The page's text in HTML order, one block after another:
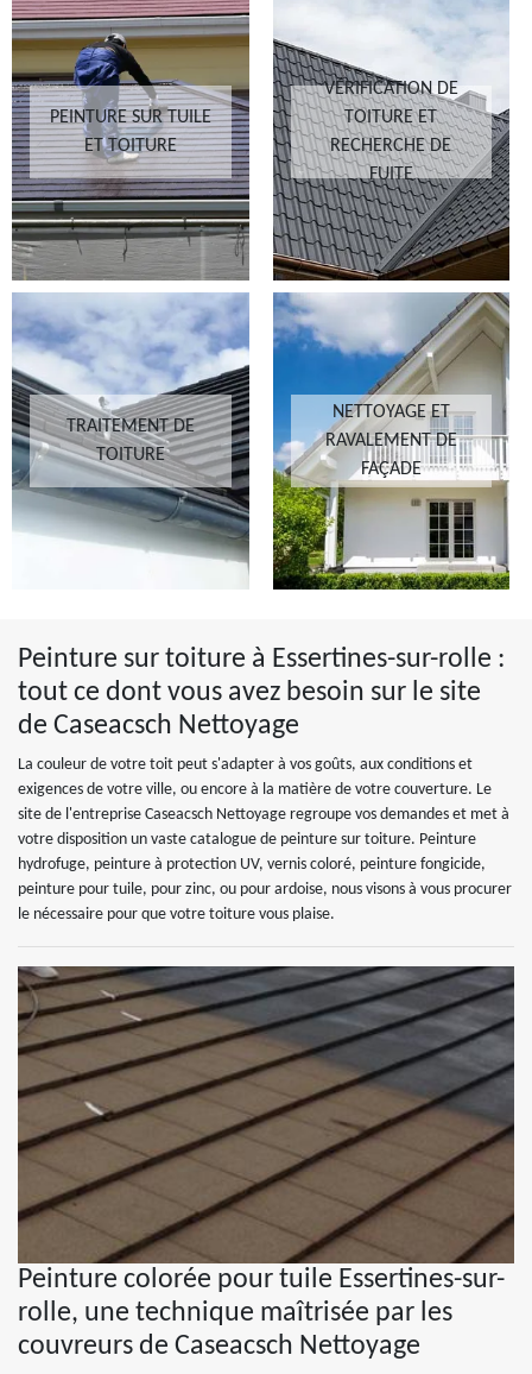
PEINTURE SUR TUILE
ET TOITURE
VÉRIFICATION DE
TOITURE ET
RECHERCHE DE
FUITE
TRAITEMENT DE
TOITURE
NETTOYAGE ET
RAVALEMENT DE
FAÇADE
Peinture sur toiture à Essertines-sur-rolle :
tout ce dont vous avez besoin sur le site
de Caseacsch Nettoyage
La couleur de votre toit peut s'adapter à vos goûts, aux conditions et
exigences de votre ville, ou encore à la matière de votre couverture. Le
site de l'entreprise Caseacsch Nettoyage regroupe vos demandes et met à
votre disposition un vaste catalogue de peinture sur toiture. Peinture
hydrofuge, peinture à protection UV, vernis coloré, peinture fongicide,
peinture pour tuile, pour zinc, ou pour ardoise, nous visons à vous procurer
le nécessaire pour que votre toiture vous plaise.
Peinture colorée pour tuile Essertines-sur-
rolle, une technique maîtrisée par les
couvreurs de Caseacsch Nettoyage